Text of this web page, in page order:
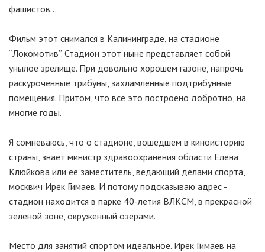
фашистов…
Фильм этот снимался в Калининграде, на стадионе
“Локомотив”. Стадион этот ныне представляет собой
унылое зрелище. При довольно хорошем газоне, напрочь
раскуроченные трибуны, захламленные подтрибунные
помещения. Притом, что все это построено добротно, на
многие годы.
Я сомневаюсь, что о стадионе, вошедшем в киноисторию
страны, знает министр здравоохранения области Елена
Клюйкова или ее заместитель, ведающий делами спорта,
москвич Ирек Гимаев. И потому подсказываю адрес -
стадион находится в парке 40-летия ВЛКСМ, в прекрасной
зеленой зоне, окруженный озерами.
Место для занятий спортом идеальное. Ирек Гимаев на